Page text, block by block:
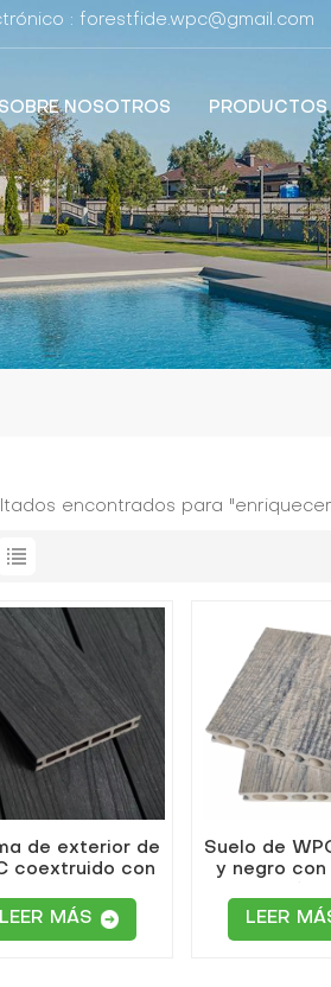
: forestfide.wpc@gmail.com
SOBRE NOSOTROS PRODUCTOS
encontrados para
de exterior de
coextruido con
color carbón.
LEER MÁS
Suelo de
y negro con
LEER